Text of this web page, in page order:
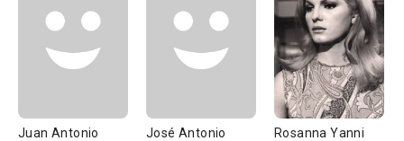
Juan Antonio
José Antonio
Rosanna Yanni